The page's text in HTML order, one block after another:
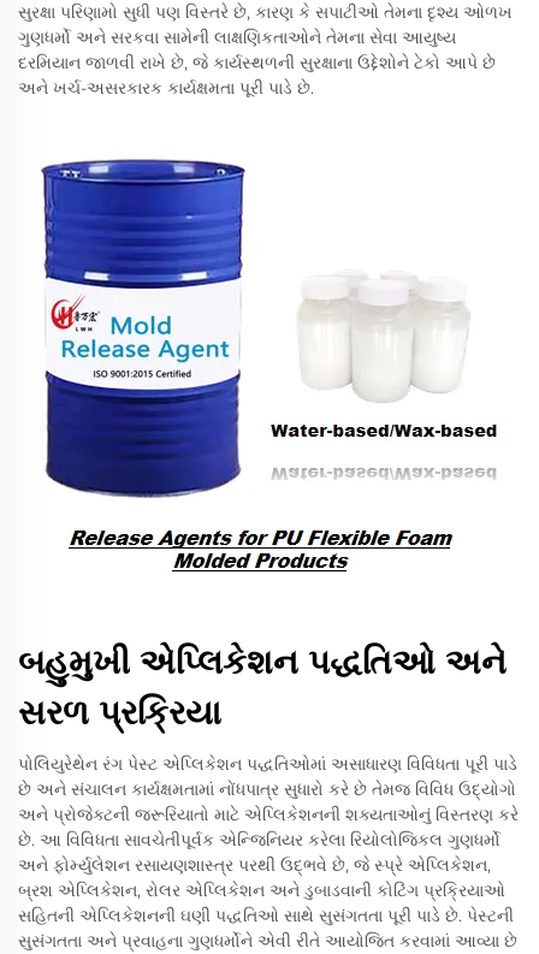
સુરક્ષા પરિણામો સુધી પણ વિસ્તરે છે, કારણ કે સપાટીઓ તેમના દૃશ્ય ઓળખ
ગુણધર્મો અને સરકવા સામેની લાક્ષણિકતાઓને તેમના સેવા આયુષ્ય
દરમિયાન જાળવી રાખે છે, જે કાર્યસ્થળની સુરક્ષાના ઉદ્દેશોને ટેકો આપે છે
અને ખર્ચ-અસરકારક કાર્યક્ષમતા પૂરી પાડે છે.
બહુમુખી એપ્લિકેશન પદ્ધતિઓ અને
સરળ પ્રક્રિયા
પોલિયુરેથેન રંગ પેસ્ટ એપ્લિકેશન પદ્ધતિઓમાં અસાધારણ વિવિધતા પૂરી પાડે
છે અને સંચાલન કાર્યક્ષમતામાં નોંધપાત્ર સુધારો કરે છે તેમજ વિવિધ ઉદ્યોગો
અને પ્રોજેક્ટની જરૂરિયાતો માટે એપ્લિકેશનની શક્યતાઓનું વિસ્તરણ કરે
છે. આ વિવિધતા સાવચેતીપૂર્વક એન્જિનિયર કરેલા રિયોલોજિકલ ગુણધર્મો
અને ફોર્મ્યુલેશન રસાયણશાસ્ત્ર પરથી ઉદ્ભવે છે, જે સ્પ્રે એપ્લિકેશન,
બ્રશ એપ્લિકેશન, રોલર એપ્લિકેશન અને ડુબાડવાની કોટિંગ પ્રક્રિયાઓ
સહિતની એપ્લિકેશનની ઘણી પદ્ધતિઓ સાથે સુસંગતતા પૂરી પાડે છે. પેસ્ટની
સુસંગતતા અને પ્રવાહના ગુણધર્મોને એવી રીતે આયોજિત કરવામાં આવ્યા છે